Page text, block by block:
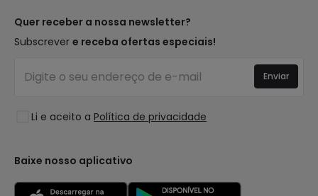
É Profissional?
Perguntas Frequentes (FAQ)
Calculadora
Iluminação para empresas
Tendências
Marcas de Decoração Premium
Espaços
Coleções
Quer receber a nossa newsletter?
Subscrever e receba ofertas especiais!
Li e aceito a Política de privacidade
Enviar
Baixe nosso aplicativo